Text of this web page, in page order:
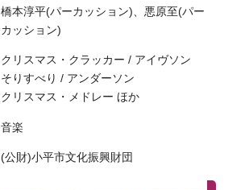
橋本淳平(パーカッション)、悪原至(パー
カッション)
クリスマス・クラッカー / アイヴソン
そりすべり / アンダーソン
クリスマス・メドレー ほか
音楽
(公財)小平市文化振興財団